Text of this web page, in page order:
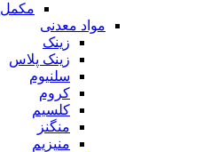
مواد معدنی
زینک
زینک پلاس
سلنیوم
کروم
کلسیم
منگنز
منیزیم